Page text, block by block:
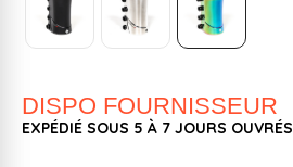
DISPO FOURNISSEUR
EXPÉDIÉ SOUS 5 À 7 JOURS OUVRÉS